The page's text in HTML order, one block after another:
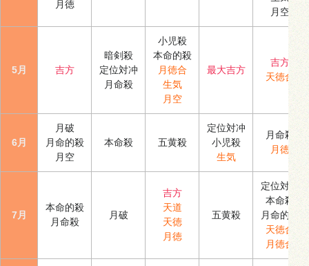
月徳
月空
5月 吉方
暗剣殺
定位対冲
月命殺
小児殺
本命的殺
月徳合
生気
月空
最大吉方
吉方
天徳合
6月
月破
月命的殺
月空
本命殺 五黄殺
定位対冲
小児殺
生気
月命殺
月徳
7月
本命的殺
月命殺
月破
吉方
天道
天徳
月徳
五黄殺
定位対冲
本命殺
月命的殺
天徳合
月徳合